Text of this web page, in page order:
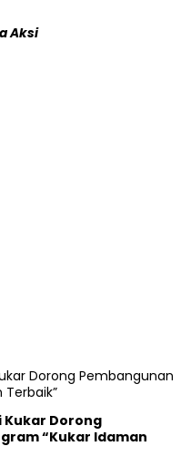
Aksi
Kukar Dorong
“Kukar Idaman